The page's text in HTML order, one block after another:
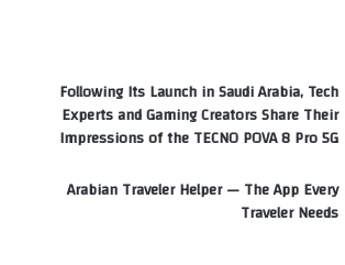
Following Its Launch in Saudi Arabia, Tech
Experts and Gaming Creators Share Their
Impressions of the TECNO POVA 8 Pro 5G
Arabian Traveler Helper — The App Every
Traveler Needs